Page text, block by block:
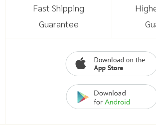
Fast Shipping
Guarantee